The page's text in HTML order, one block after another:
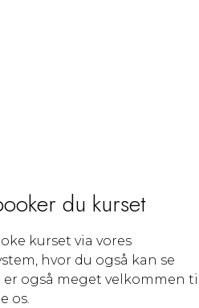
du kurset
kurset via vores
hvor du også kan se
er også meget velkommen til
os.